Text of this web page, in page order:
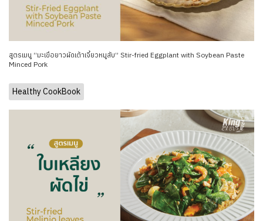
สูตรเมนู “มะเขือยาวผัดเต้าเจี้ยวหมูสับ” Stir-fried Eggplant with Soybean Paste
Minced Pork
Healthy CookBook